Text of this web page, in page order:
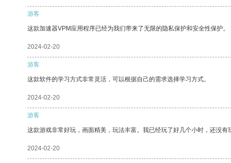
游客
这款加速器VPM应用程序已经为我们带来了无限的隐私保护和安全性保护。
2024-02-20
游客
这款软件的学习方式非常灵活，可以根据自己的需求选择学习方式。
2024-02-20
游客
这款游戏非常好玩，画面精美，玩法丰富。我已经玩了好几个小时，还没有
2024-02-20